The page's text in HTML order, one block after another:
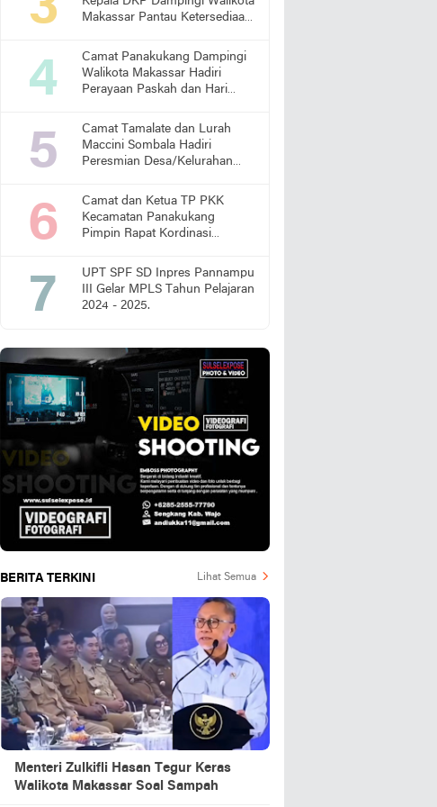
Makassar Pantau Ketersediaan
Camat Panakukang Dampingi
Walikota Makassar Hadiri
Perayaan Paskah dan Hari
Camat Tamalate dan Lurah
Maccini Sombala Hadiri
Peresmian Desa/Kelurahan
Camat dan Ketua TP PKK
Kecamatan Panakukang
Pimpin Rapat Kordinasi
Stunting
UPT SPF SD Inpres Pannampu
III Gelar MPLS Tahun Pelajaran
2024 - 2025.
BERITA TERKINI Lihat Semua
Menteri Zulkifli Hasan Tegur Keras
Walikota Makassar Soal Sampah